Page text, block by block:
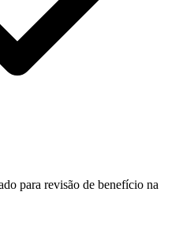
para revisão de benefício na